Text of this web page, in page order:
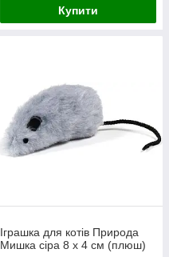
Купити
Іграшка для котів Природа
Мишка сіра 8 x 4 см (плюш)